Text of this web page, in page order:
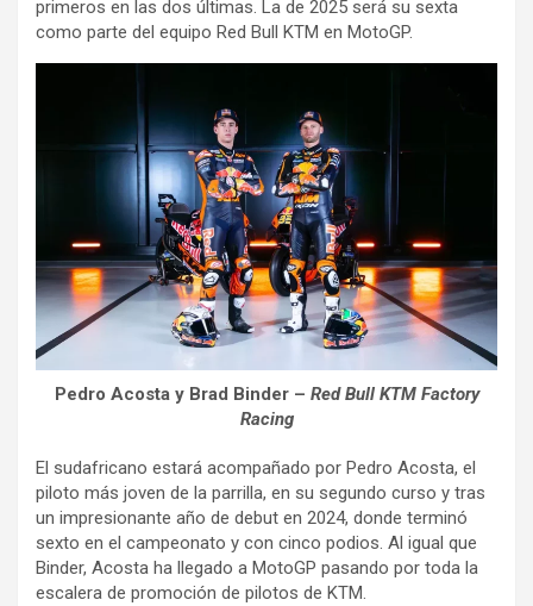
primeros en las dos últimas. La de 2025 será su sexta
como parte del equipo Red Bull KTM en MotoGP.
Pedro Acosta y Brad Binder – Red Bull KTM Factory
Racing
El sudafricano estará acompañado por Pedro Acosta, el
piloto más joven de la parrilla, en su segundo curso y tras
un impresionante año de debut en 2024, donde terminó
sexto en el campeonato y con cinco podios. Al igual que
Binder, Acosta ha llegado a MotoGP pasando por toda la
escalera de promoción de pilotos de KTM.